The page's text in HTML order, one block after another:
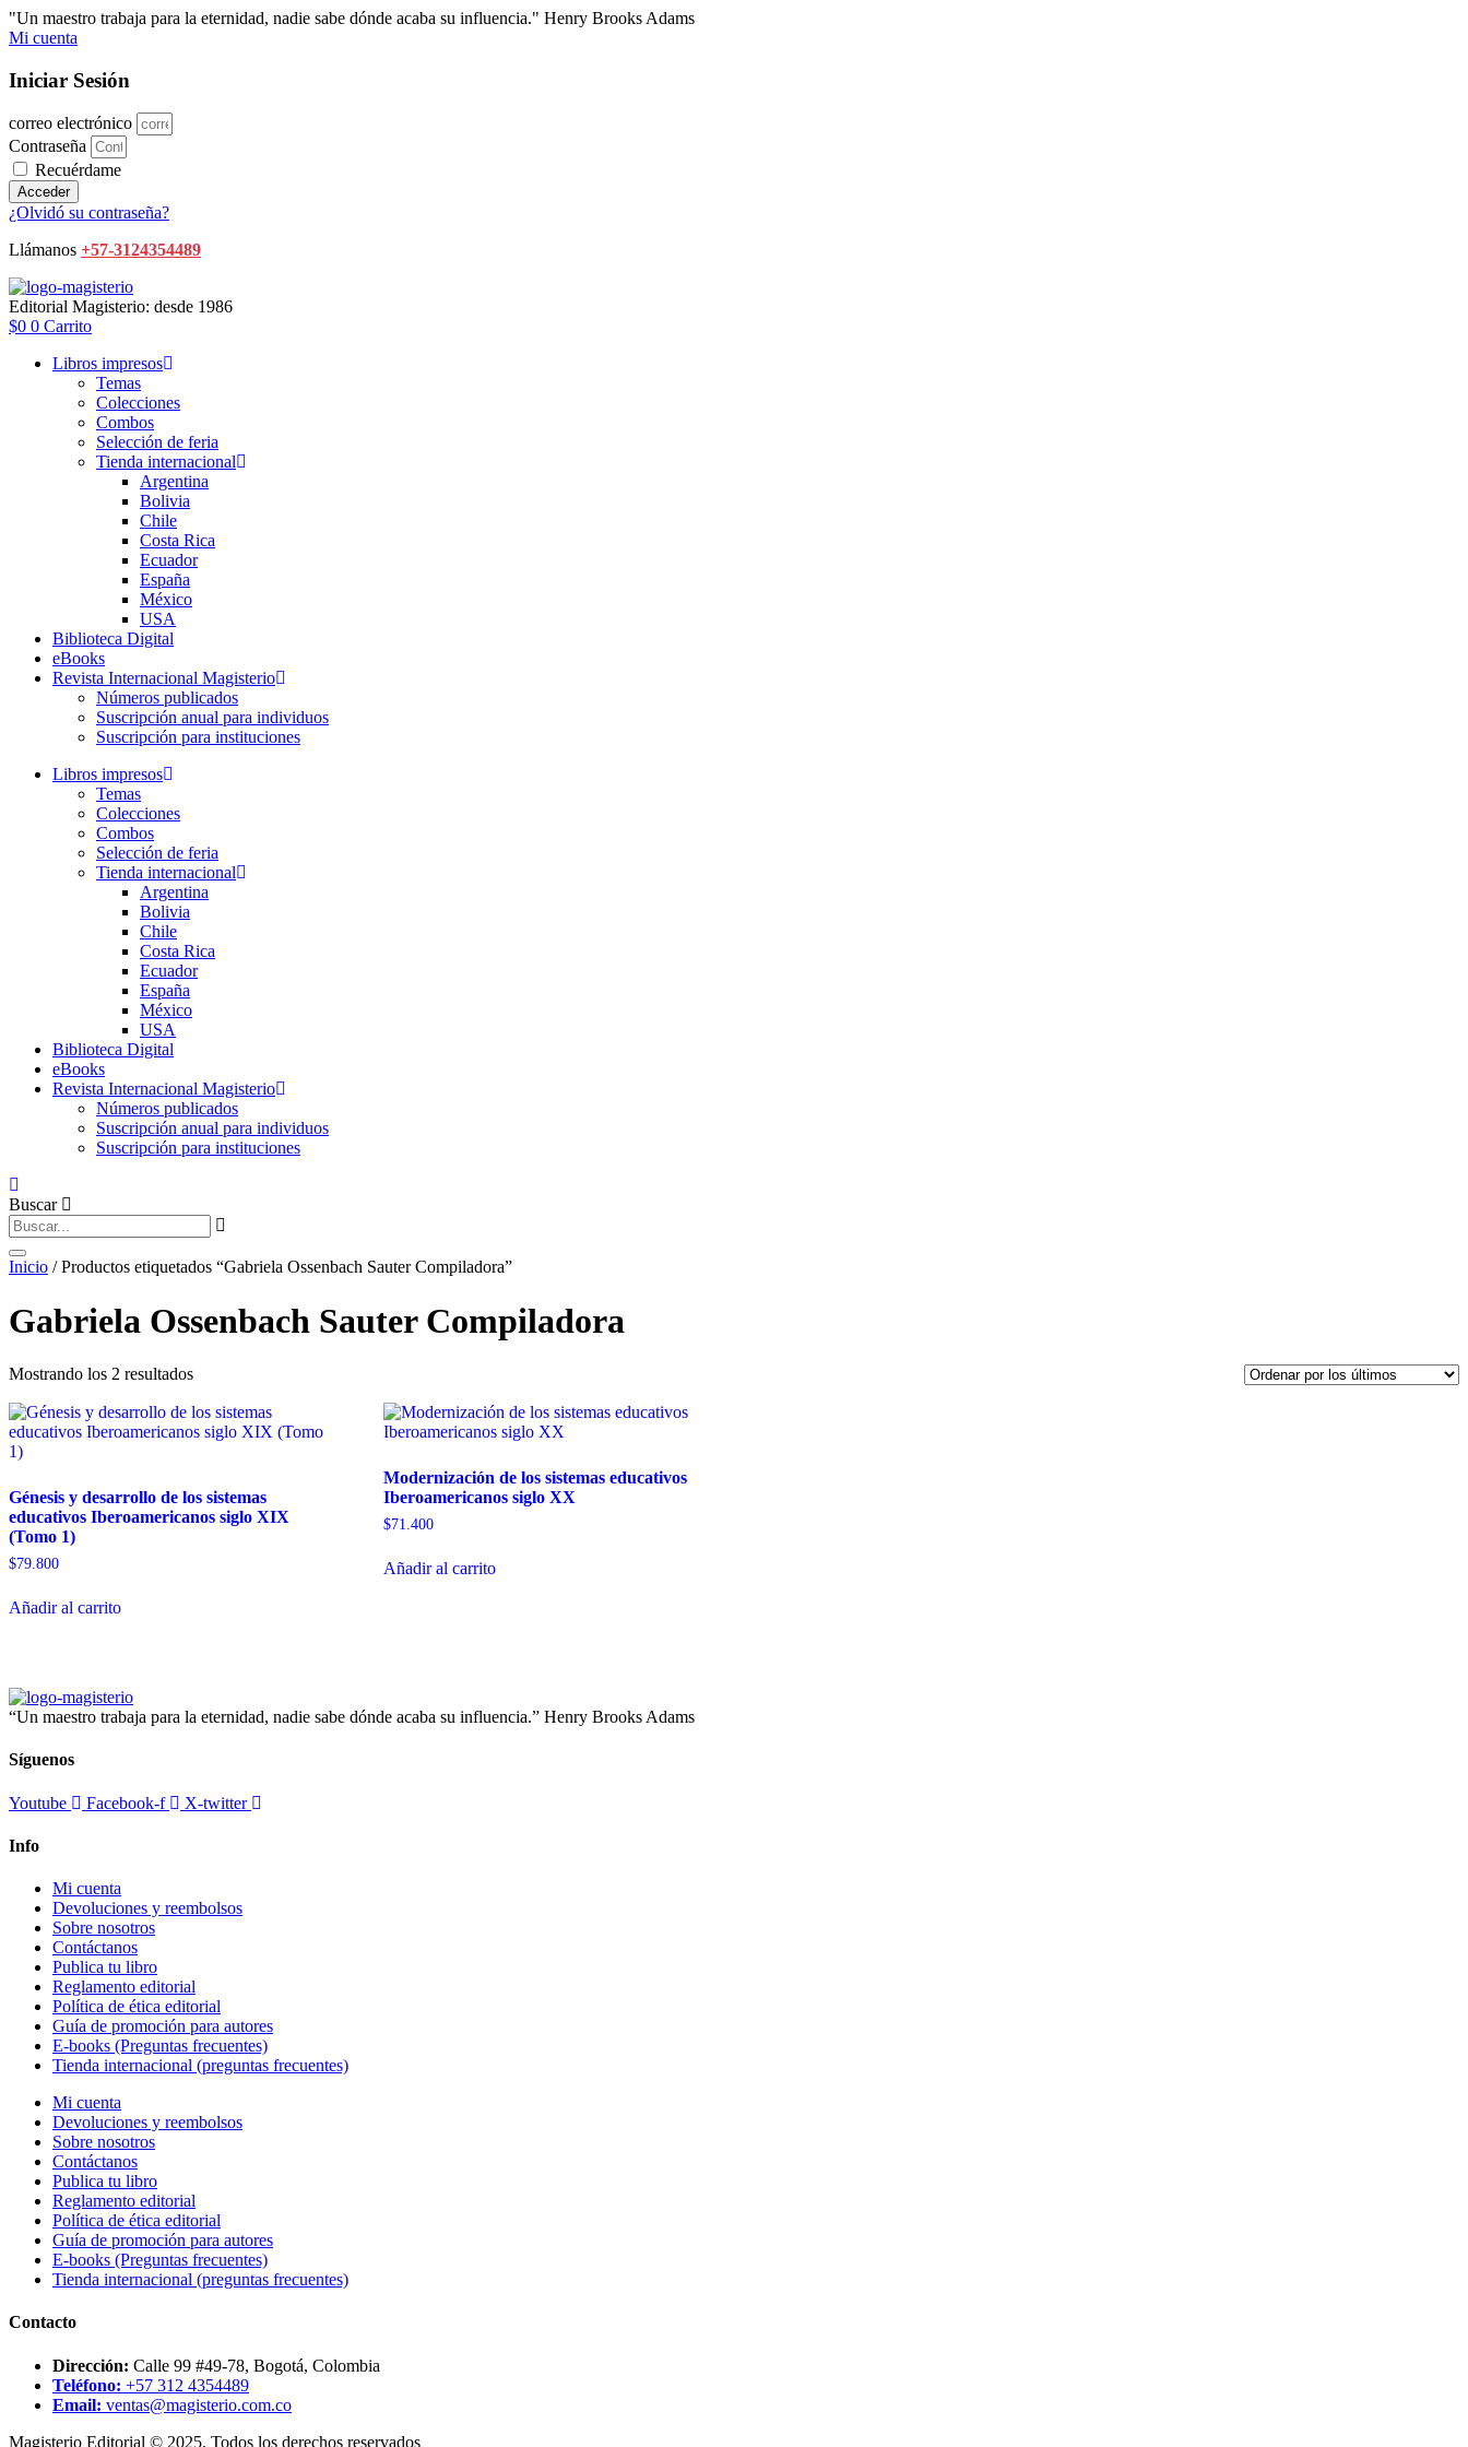
Ir
al
"Un maestro trabaja para la eternidad, nadie sabe dónde acaba su influencia." Henry Brooks Adams
Mi cuenta
Iniciar Sesión
correo electrónico
Contraseña
Recuérdame
Acceder
¿Olvidó su contraseña?
Llámanos +57-3124354489
Editorial Magisterio: desde 1986
$0 0 Carrito
Libros impresos
Temas
Colecciones
Combos
Selección de feria
Tienda internacional
Argentina
Bolivia
Chile
Costa Rica
Ecuador
España
México
USA
Biblioteca Digital
eBooks
Revista Internacional Magisterio
Números publicados
Suscripción anual para individuos
Suscripción para instituciones
Libros impresos
Temas
Colecciones
Combos
Selección de feria
Tienda internacional
Argentina
Bolivia
Chile
Costa Rica
Ecuador
España
México
USA
Biblioteca Digital
eBooks
Revista Internacional Magisterio
Números publicados
Suscripción anual para individuos
Suscripción para instituciones
Buscar
Inicio / Productos etiquetados “Gabriela Ossenbach Sauter Compiladora”
Gabriela Ossenbach Sauter Compiladora
Mostrando los 2 resultadosOrdenado
los
últimos
Génesis y desarrollo de los sistemas
educativos Iberoamericanos siglo XIX
(Tomo 1)
$79.800
Añadir al carrito
Modernización de los sistemas educativos
Iberoamericanos siglo XX
$71.400
Añadir al carrito
“Un maestro trabaja para la eternidad, nadie sabe dónde acaba su influencia.” Henry Brooks Adams
Síguenos
Youtube Facebook-f X-twitter
Info
Mi cuenta
Devoluciones y reembolsos
Sobre nosotros
Contáctanos
Publica tu libro
Reglamento editorial
Política de ética editorial
Guía de promoción para autores
E-books (Preguntas frecuentes)
Tienda internacional (preguntas frecuentes)
Mi cuenta
Devoluciones y reembolsos
Sobre nosotros
Contáctanos
Publica tu libro
Reglamento editorial
Política de ética editorial
Guía de promoción para autores
E-books (Preguntas frecuentes)
Tienda internacional (preguntas frecuentes)
Contacto
Dirección: Calle 99 #49-78, Bogotá, Colombia
Teléfono: +57 312 4354489
Email: ventas@magisterio.com.co
Magisterio Editorial © 2025. Todos los derechos reservados